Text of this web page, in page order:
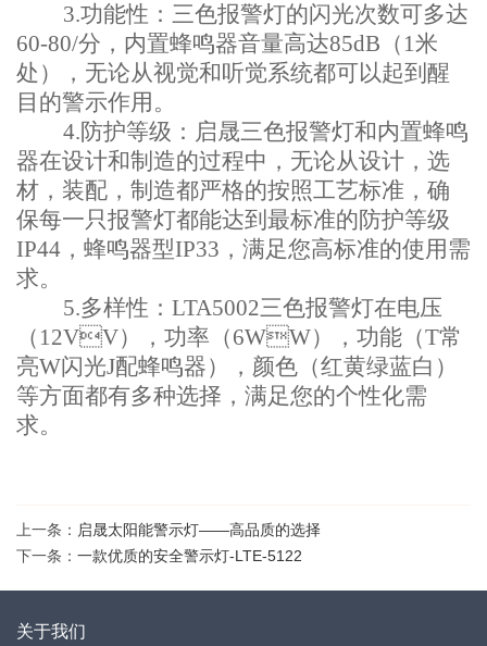
3.功能性：三色报警灯的闪光次数可多达
60-80/分，内置蜂鸣器音量高达85dB（1米
处），无论从视觉和听觉系统都可以起到醒
目的警示作用。
4.防护等级：启晟三色报警灯和内置蜂鸣
器在设计和制造的过程中，无论从设计，选
材，装配，制造都严格的按照工艺标准，确
保每一只报警灯都能达到最标准的防护等级
IP44，蜂鸣器型IP33，满足您高标准的使用需
求。
5.多样性：LTA5002三色报警灯在电压
（12VV），功率（6WW），功能（T常
亮W闪光J配蜂鸣器），颜色（红黄绿蓝白）
等方面都有多种选择，满足您的个性化需
求。
上一条： 启晟太阳能警示灯——高品质的选择
下一条： 一款优质的安全警示灯-LTE-5122
关于我们